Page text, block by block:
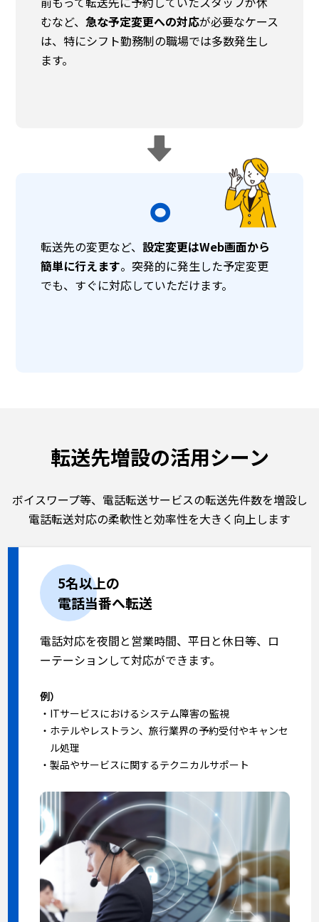
むなど、 急な予定変更への対応が必要なケース
は、特にシフト勤務制の職場では多数発生し
ます。
⚪︎
転送先の変更など、 設定変更はWeb画面から
簡単に行えます。突発的に発生した予定変更
でも、すぐに対応していただけます。
転送先増設の活用シーン
ボイスワープ等、電話転送サービスの転送先件数を増設し
電話転送対応の柔軟性と効率性を大きく向上します
5名以上の
電話当番へ転送
電話対応を夜間と営業時間、平日と休日等、ロ
ーテーションして対応ができます。
例）
・ITサービスにおけるシステム障害の監視
・ホテルやレストラン、旅行業界の予約受付やキャンセ
ル処理
・製品やサービスに関するテクニカルサポート